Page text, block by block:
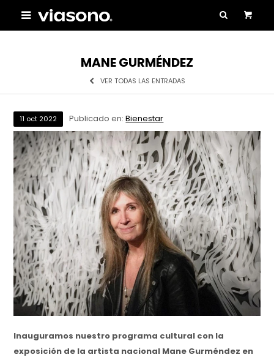

MANE GURMÉNDEZ
VER TODAS LAS ENTRADAS
11 oct 2022 Publicado en:Bienestar
Inauguramos nuestro programa cultural con la
exposición de la artista nacional Mane Gurméndez en